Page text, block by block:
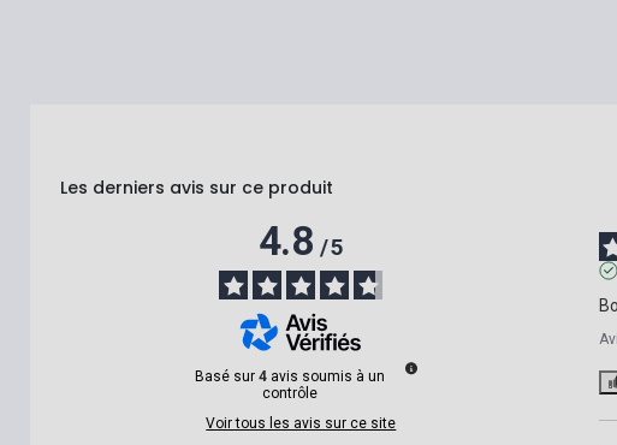
Les derniers avis sur ce produit
4.8/5
Basé sur4 avis soumis à un
contrôle
Voir tous les avis sur ce site